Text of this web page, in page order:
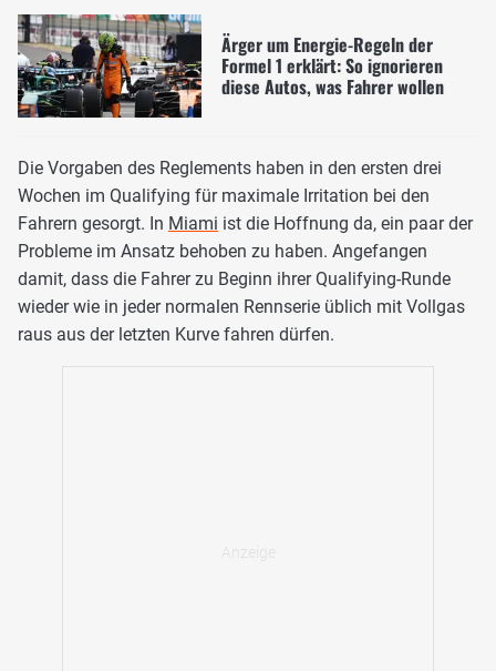
Ärger um Energie-Regeln der
Formel 1 erklärt: So ignorieren
diese Autos, was Fahrer wollen
Die Vorgaben des Reglements haben in den ersten drei
Wochen im Qualifying für maximale Irritation bei den
Fahrern gesorgt. In Miami ist die Hoffnung da, ein paar der
Probleme im Ansatz behoben zu haben. Angefangen
damit, dass die Fahrer zu Beginn ihrer Qualifying-Runde
wieder wie in jeder normalen Rennserie üblich mit Vollgas
raus aus der letzten Kurve fahren dürfen.